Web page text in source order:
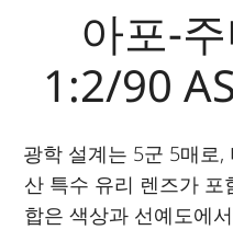
아포-
1:2/90
광학 설계는 5군 5매로
산 특수 유리 렌즈가 포
합은 색상과 선예도에